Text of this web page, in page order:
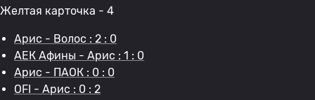
Желтая карточка - 4
Арис - Волос : 2 : 0
АЕК Афины - Арис : 1 : 0
Арис - ПАОК : 0 : 0
OFI - Арис : 0 : 2